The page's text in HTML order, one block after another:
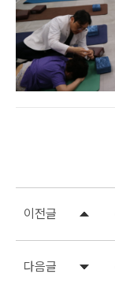
이전글
다음글